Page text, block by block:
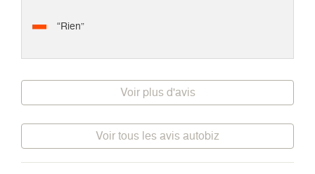
“Rien”
Voir plus d'avis
Voir tous les avis autobiz